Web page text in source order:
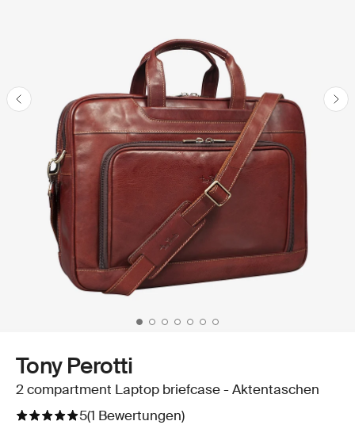
Tony Perotti
2 compartment Laptop briefcase - Aktentaschen
5(1 Bewertungen)